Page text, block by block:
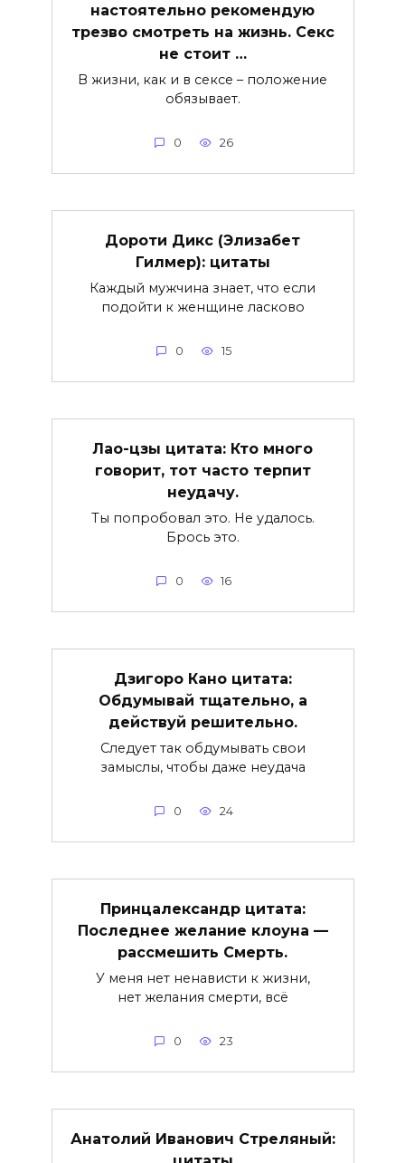
настоятельно рекомендую
трезво смотреть на жизнь. Секс
не стоит …
В жизни, как и в сексе – положение
обязывает.
0 26
Дороти Дикс (Элизабет
Гилмер): цитаты
Каждый мужчина знает, что если
подойти к женщине ласково
0 15
Лао-цзы цитата: Кто много
говорит, тот часто терпит
неудачу.
Ты попробовал это. Не удалось.
Брось это.
0 16
Дзигоро Кано цитата:
Обдумывай тщательно, а
действуй решительно.
Следует так обдумывать свои
замыслы, чтобы даже неудача
0 24
Принцалександр цитата:
Последнee желание клоуна —
рассмешить Смерть.
У меня нет ненависти к жизни,
нет желания смерти, всё
0 23
Анатолий Иванович Стреляный: